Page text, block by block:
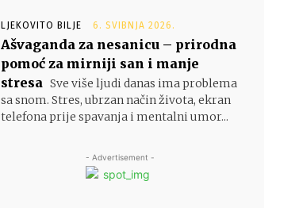
LJEKOVITO BILJE 6. SVIBNJA 2026.
Ašvaganda za nesanicu – prirodna
pomoć za mirniji san i manje
stresa Sve više ljudi danas ima problema
sa snom. Stres, ubrzan način života, ekran
telefona prije spavanja i mentalni umor...
- Advertisement -